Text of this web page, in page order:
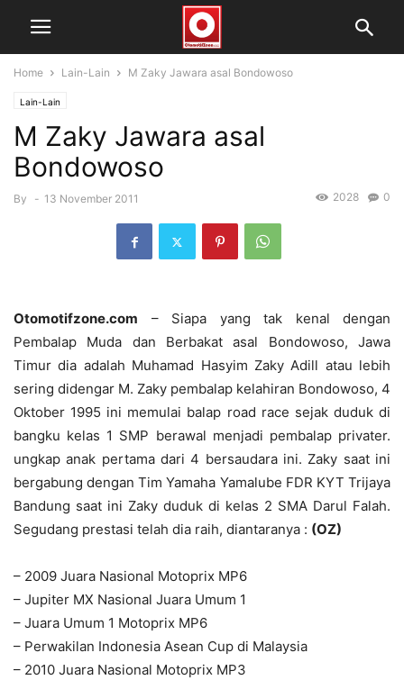
Home Lain-Lain M Zaky Jawara asal Bondowoso
Lain-Lain
M Zaky Jawara asal
Bondowoso
By - 13 November 2011 0
2028
Otomotifzone.com – Siapa yang tak kenal dengan
Pembalap Muda dan Berbakat asal Bondowoso, Jawa
Timur dia adalah Muhamad Hasyim Zaky Adill atau lebih
sering didengar M. Zaky pembalap kelahiran Bondowoso, 4
Oktober 1995 ini memulai balap road race sejak duduk di
bangku kelas 1 SMP berawal menjadi pembalap privater.
ungkap anak pertama dari 4 bersaudara ini. Zaky saat ini
bergabung dengan Tim Yamaha Yamalube FDR KYT Trijaya
Bandung saat ini Zaky duduk di kelas 2 SMA Darul Falah.
Segudang prestasi telah dia raih, diantaranya : (OZ)
– 2009 Juara Nasional Motoprix MP6
– Jupiter MX Nasional Juara Umum 1
– Juara Umum 1 Motoprix MP6
– Perwakilan Indonesia Asean Cup di Malaysia
– 2010 Juara Nasional Motoprix MP3